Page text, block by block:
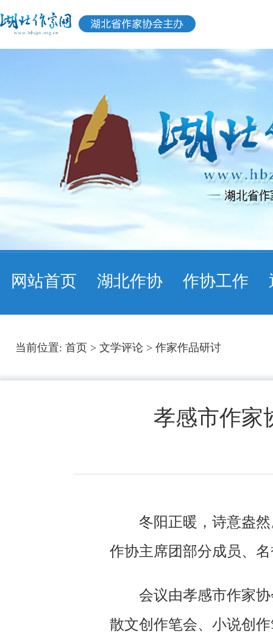
网站首页 湖北作协 作协工作
当前位置: 首页 > 文学评论 > 作家作品研讨
孝感市作家
冬阳正暖，诗意盎
作协主席团部分成员、
会议由孝感市作家
散文创作笔会、小说创